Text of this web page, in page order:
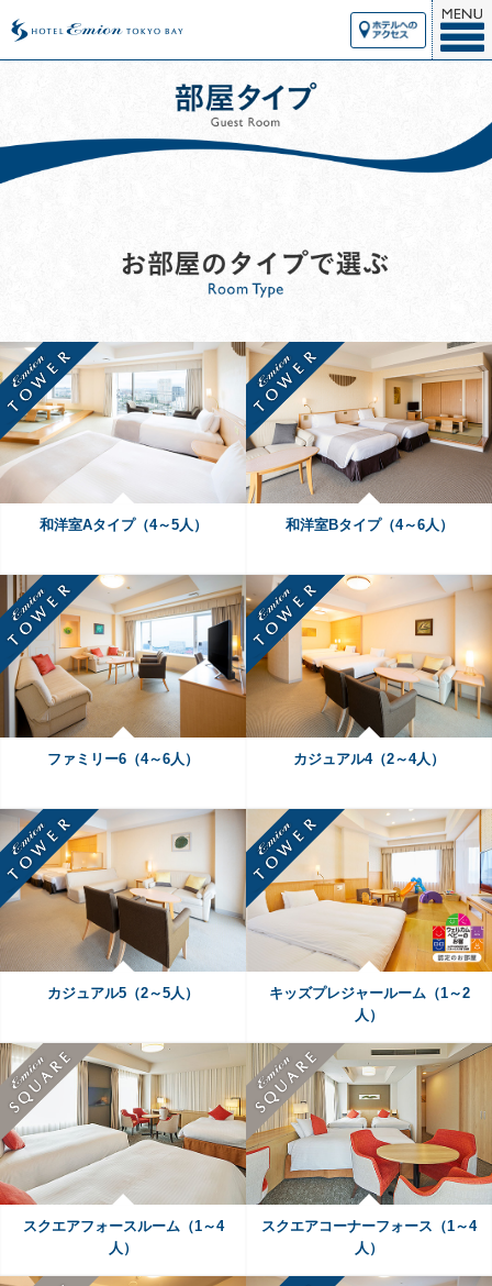
和洋室Aタイプ（4～5人） 和洋室Bタイプ（4～6人）
ファミリー6（4～6人） カジュアル4（2～4人）
カジュアル5（2～5人）
キッズプレジャールーム（1～2
人）
スクエアフォースルーム（1～4
人）
スクエアコーナーフォース（1～4
人）